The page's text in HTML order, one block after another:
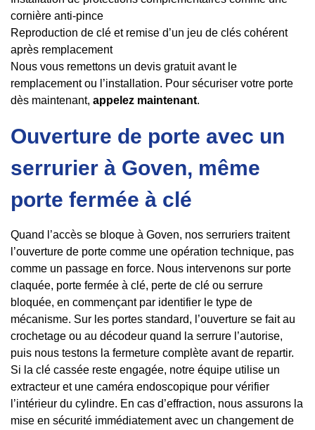
cornière anti-pince
Reproduction de clé et remise d’un jeu de clés cohérent
après remplacement
Nous vous remettons un devis gratuit avant le
remplacement ou l’installation. Pour sécuriser votre porte
dès maintenant, appelez maintenant.
Ouverture de porte avec un
serrurier à Goven, même
porte fermée à clé
Quand l’accès se bloque à Goven, nos serruriers traitent
l’ouverture de porte comme une opération technique, pas
comme un passage en force. Nous intervenons sur porte
claquée, porte fermée à clé, perte de clé ou serrure
bloquée, en commençant par identifier le type de
mécanisme. Sur les portes standard, l’ouverture se fait au
crochetage ou au décodeur quand la serrure l’autorise,
puis nous testons la fermeture complète avant de repartir.
Si la clé cassée reste engagée, notre équipe utilise un
extracteur et une caméra endoscopique pour vérifier
l’intérieur du cylindre. En cas d’effraction, nous assurons la
mise en sécurité immédiatement avec un changement de